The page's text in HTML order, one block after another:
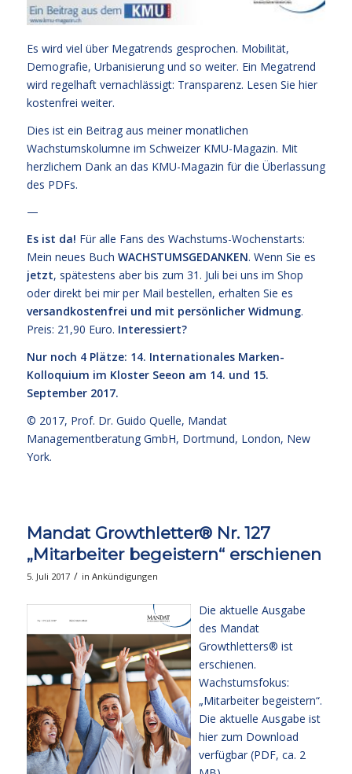
Es wird viel über Megatrends gesprochen. Mobilität,
Demografie, Urbanisierung und so weiter. Ein Megatrend
wird regelhaft vernachlässigt: Transparenz. Lesen Sie hier
kostenfrei weiter.
Dies ist ein Beitrag aus meiner monatlichen
Wachstumskolumne im Schweizer KMU-Magazin. Mit
herzlichem Dank an das KMU-Magazin für die Überlassung
des PDFs.
—
Es ist da! Für alle Fans des Wachstums-Wochenstarts:
Mein neues Buch WACHSTUMSGEDANKEN. Wenn Sie es
jetzt, spätestens aber bis zum 31. Juli bei uns im Shop
oder direkt bei mir per Mail bestellen, erhalten Sie es
versandkostenfrei und mit persönlicher Widmung.
Preis: 21,90 Euro. Interessiert?
Nur noch 4 Plätze: 14. Internationales Marken-
Kolloquium im Kloster Seeon am 14. und 15.
September 2017.
© 2017, Prof. Dr. Guido Quelle, Mandat
Managementberatung GmbH, Dortmund, London, New
York.
Mandat Growthletter® Nr. 127
„Mitarbeiter begeistern“ erschienen
5. Juli 2017 / in Ankündigungen
Die aktuelle Ausgabe
des Mandat
Growthletters® ist
erschienen.
Wachstumsfokus:
„Mitarbeiter begeistern“.
Die aktuelle Ausgabe ist
hier zum Download
verfügbar (PDF, ca. 2